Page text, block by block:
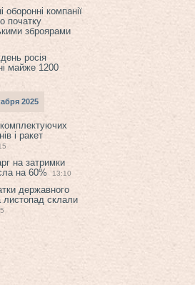
оборонні компанії
початку
зброярами
росія
майже 1200
2025
і ракет
на затримки
на 60%
13:10
державного
листопад склали